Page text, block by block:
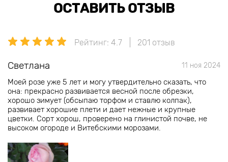
ОСТАВИТЬ ОТЗЫВ
Рейтинг: 4.7 201 отзыв
Светлана 11 ноя 2024
Моей розе уже 5 лет и могу утвердительно сказать, что
она: прекрасно развивается весной после обрезки,
хорошо зимует (обсыпаю торфом и ставлю колпак),
развивает хорошие плети и дает нежные и крупные
цветки. Сорт хорош, проверено на глинистой почве, не
высоком огороде и Витебскими морозами.